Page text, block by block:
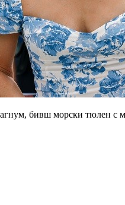
бивш морски тюлен с